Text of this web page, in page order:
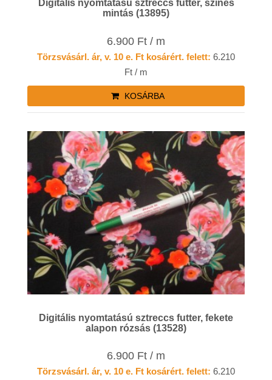
Digitális nyomtatású sztreccs futter, színes
mintás (13895)
6.900 Ft / m
Törzsvásárl. ár, v. 10 e. Ft kosárért. felett: 6.210
Ft / m
KOSÁRBA
Digitális nyomtatású sztreccs futter, fekete
alapon rózsás (13528)
6.900 Ft / m
Törzsvásárl. ár, v. 10 e. Ft kosárért. felett: 6.210